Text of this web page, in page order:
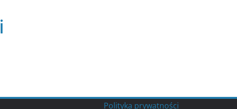
Polityka prywatności